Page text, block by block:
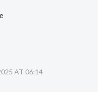
AT 06:14